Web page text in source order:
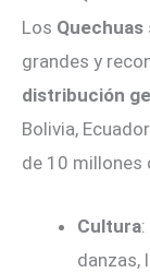
Los Quechuas
grandes y
distribución
Bolivia,
de 10 millones
Cultura
danzas,